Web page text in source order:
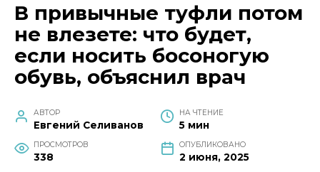
В привычные туфли потом
не влезете: что будет,
если носить босоногую
обувь, объяснил врач
АВТОР
Евгений Селиванов
НА ЧТЕНИЕ
5 мин
ПРОСМОТРОВ
338
ОПУБЛИКОВАНО
2 июня, 2025